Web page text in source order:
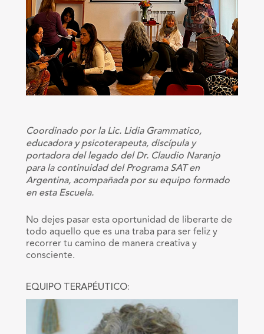
Coordinado por la Lic. Lidia Grammatico,
educadora y psicoterapeuta, discípula y
portadora del legado del Dr. Claudio Naranjo
para la continuidad del Programa SAT en
Argentina, acompañada por su equipo formado
en esta Escuela.
No dejes pasar esta oportunidad de liberarte de
todo aquello que es una traba para ser feliz y
recorrer tu camino de manera creativa y
consciente.
EQUIPO TERAPÉUTICO: